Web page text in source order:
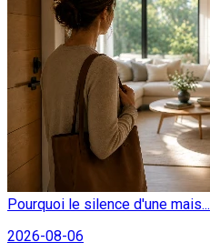
Pourquoi le silence d'une mais...
2026-08-06